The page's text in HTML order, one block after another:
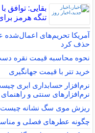
بقایی: توافق
تنگه هرمز
آمریکا تحریم‌های اعمال‌شده
حذف کرد
نحوه محاسبه قیمت نقره
خرید تتر با قیمت جهانگیری
نرم‌افزارهای سنتی و
ریزش موی سگ نشانه چیست؟ ۷ دلیل مهم که باید
چگونه عطرهای فصلی و